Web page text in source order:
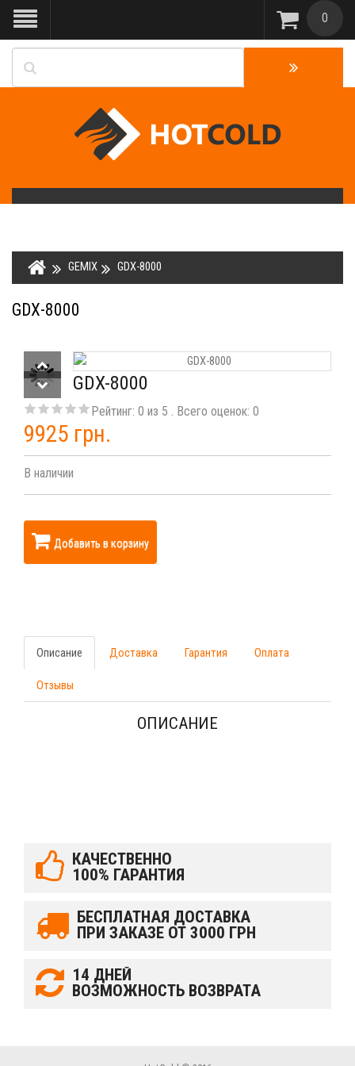
0
GEMIX GDX-8000
GDX-8000
GDX-8000
Рейтинг: 0 из 5 . Всего оценок: 0
9925 грн.
В наличии
Добавить в корзину
Описание Доставка Гарантия Оплата
Отзывы
ОПИСАНИЕ
КАЧЕСТВЕННО
100% ГАРАНТИЯ
БЕСПЛАТНАЯ ДОСТАВКА
ПРИ ЗАКАЗЕ ОТ 3000 ГРН
14 ДНЕЙ
ВОЗМОЖНОСТЬ ВОЗВРАТА